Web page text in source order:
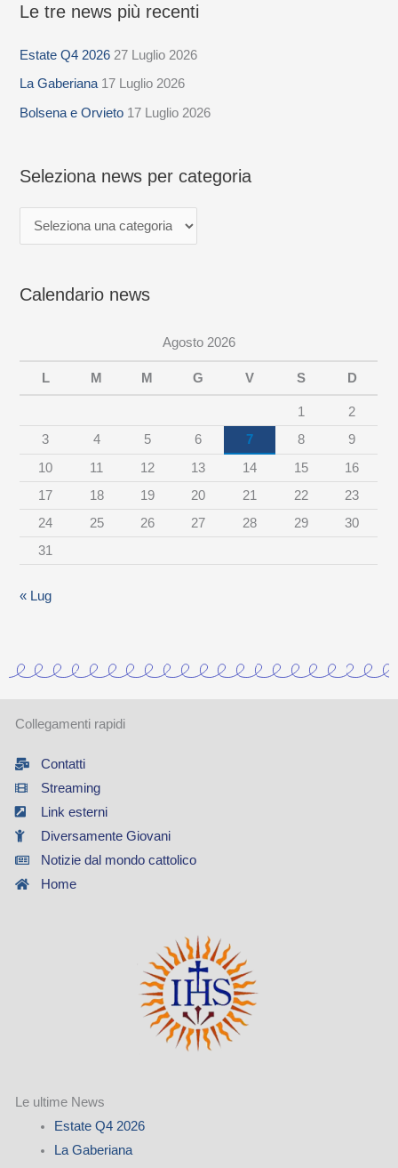
Le tre news più recenti
Estate Q4 2026 27 Luglio 2026
La Gaberiana 17 Luglio 2026
Bolsena e Orvieto 17 Luglio 2026
Seleziona news per categoria
S
l
e
z
n
w
r
c
i
Calendario news
Agosto 2026
L M M G V S D
1
2
3
4 5 6 7 8
9
10
11 12 13 14 15
16
17
18 19 20 21 22
23
24
25 26 27 28 29
30
31
« Lug
Collegamenti rapidi
Contatti
Streaming
Link esterni
Diversamente Giovani
Notizie dal mondo cattolico
Home
Le ultime News
Estate Q4 2026
La Gaberiana